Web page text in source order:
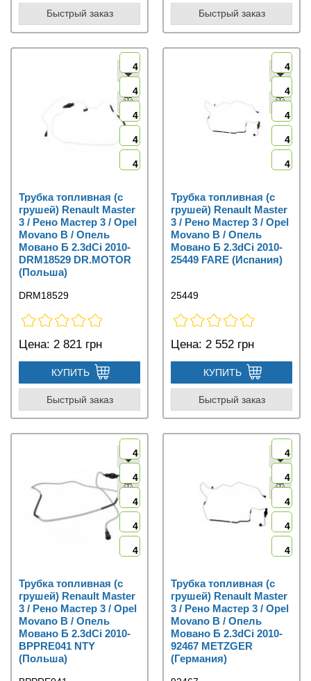
Быстрый заказ Быстрый заказ
4
4
4
4
4
Трубка топливная (с
грушей) Renault Master
3 / Рено Мастер 3 / Opel
Movano B / Опель
Мовано Б 2.3dCi 2010-
DRM18529 DR.MOTOR
(Польша)
DRM18529
Цена: 2 821 грн
КУПИТЬ
Быстрый заказ
4
4
4
4
4
Трубка топливная (с
грушей) Renault Master
3 / Рено Мастер 3 / Opel
Movano B / Опель
Мовано Б 2.3dCi 2010-
25449 FARE (Испания)
25449
Цена: 2 552 грн
КУПИТЬ
Быстрый заказ
4
4
4
4
4
Трубка топливная (с
грушей) Renault Master
3 / Рено Мастер 3 / Opel
Movano B / Опель
Мовано Б 2.3dCi 2010-
BPPRE041 NTY
(Польша)
4
4
4
4
4
Трубка топливная (с
грушей) Renault Master
3 / Рено Мастер 3 / Opel
Movano B / Опель
Мовано Б 2.3dCi 2010-
92467 METZGER
(Германия)